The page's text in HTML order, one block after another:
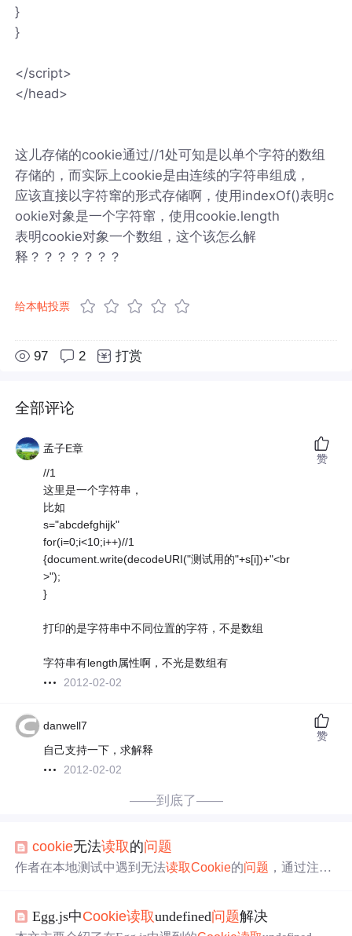
}
}
</script>
</head>
这儿存储的cookie通过//1处可知是以单个字符的数组
存储的，而实际上cookie是由连续的字符串组成，
应该直接以字符窜的形式存储啊，使用indexOf()表明c
ookie对象是一个字符窜，使用cookie.length
表明cookie对象一个数组，这个该怎么解
释？？？？？？？
给本帖投票
97 2 打赏
全部评论
孟子E章
//1
这里是一个字符串，
比如
s="abcdefghijk"
for(i=0;i<10;i++)//1
{document.write(decodeURI("测试用的"+s[i])+"<br
>");
}
打印的是字符串中不同位置的字符，不是数组
字符串有length属性啊，不光是数组有
2012-02-02
赞
danwell7
自己支持一下，求解释
2012-02-02
赞
——到底了——
cookie无法读取的问题
作者在本地测试中遇到无法读取Cookie的问题 ，通过注释
Egg.js中Cookie读取undefined问题解决